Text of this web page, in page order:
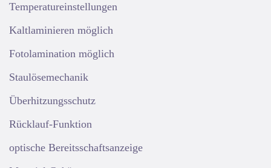
Temperatureinstellungen
Kaltlaminieren möglich
Fotolamination möglich
Staulösemechanik
Überhitzungsschutz
Rücklauf-Funktion
optische Bereitsschaftsanzeige